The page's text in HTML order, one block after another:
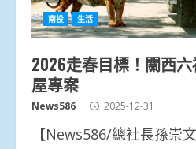
南投 生活
2026走春目標！關西
屋專案
News586 2025-12-31
【News586/總社長孫崇文